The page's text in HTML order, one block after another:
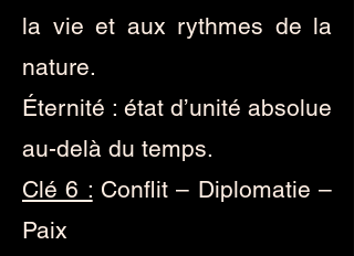
la vie et aux rythmes de la
nature.
Éternité : état d’unité absolue
au-delà du temps.
Clé 6 : Conflit – Diplomatie –
Paix